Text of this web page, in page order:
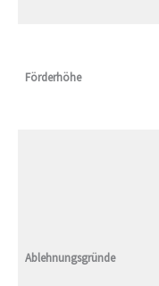
Förderhöhe
Ablehnungsgründe